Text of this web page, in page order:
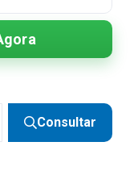
14,30 sem juros
R$ 10,73 sem juros
Consultar